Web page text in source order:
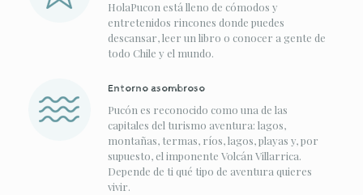
HolaPucon está lleno de cómodos y
entretenidos rincones donde puedes
descansar, leer un libro o conocer a gente de
todo Chile y el mundo.
Entorno asombroso
Pucón es reconocido como una de las
capitales del turismo aventura: lagos,
montañas, termas, ríos, lagos, playas y, por
supuesto, el imponente Volcán Villarrica.
Depende de ti qué tipo de aventura quieres
vivir.